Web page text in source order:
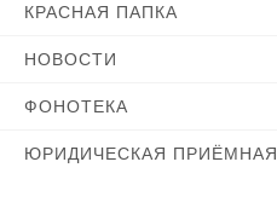
КРАСНАЯ ПАПКА
НОВОСТИ
ФОНОТЕКА
ЮРИДИЧЕСКАЯ ПРИЁМНАЯ